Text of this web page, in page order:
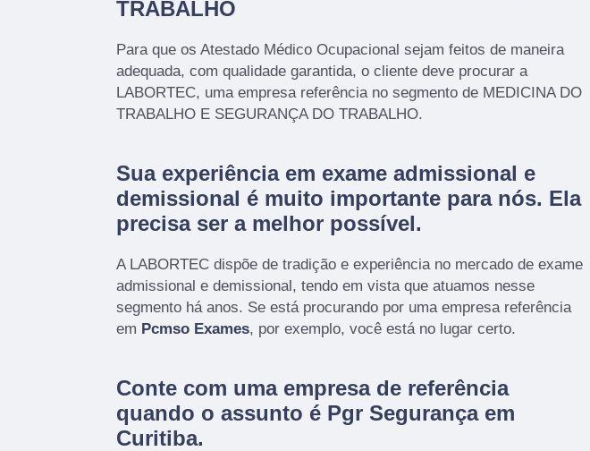
TRABALHO
Para que os Atestado Médico Ocupacional sejam feitos de maneira
adequada, com qualidade garantida, o cliente deve procurar a
LABORTEC, uma empresa referência no segmento de MEDICINA DO
TRABALHO E SEGURANÇA DO TRABALHO.
Sua experiência em exame admissional e
demissional é muito importante para nós. Ela
precisa ser a melhor possível.
A LABORTEC dispõe de tradição e experiência no mercado de exame
admissional e demissional, tendo em vista que atuamos nesse
segmento há anos. Se está procurando por uma empresa referência
em Pcmso Exames, por exemplo, você está no lugar certo.
Conte com uma empresa de referência
quando o assunto é Pgr Segurança em
Curitiba.